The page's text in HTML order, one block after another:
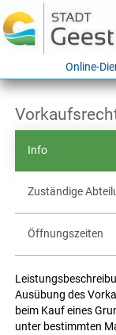
Online-
Info
Zuständige
Öffnungszeiten
Ausübung des
beim Kauf eines
unter bestimmten